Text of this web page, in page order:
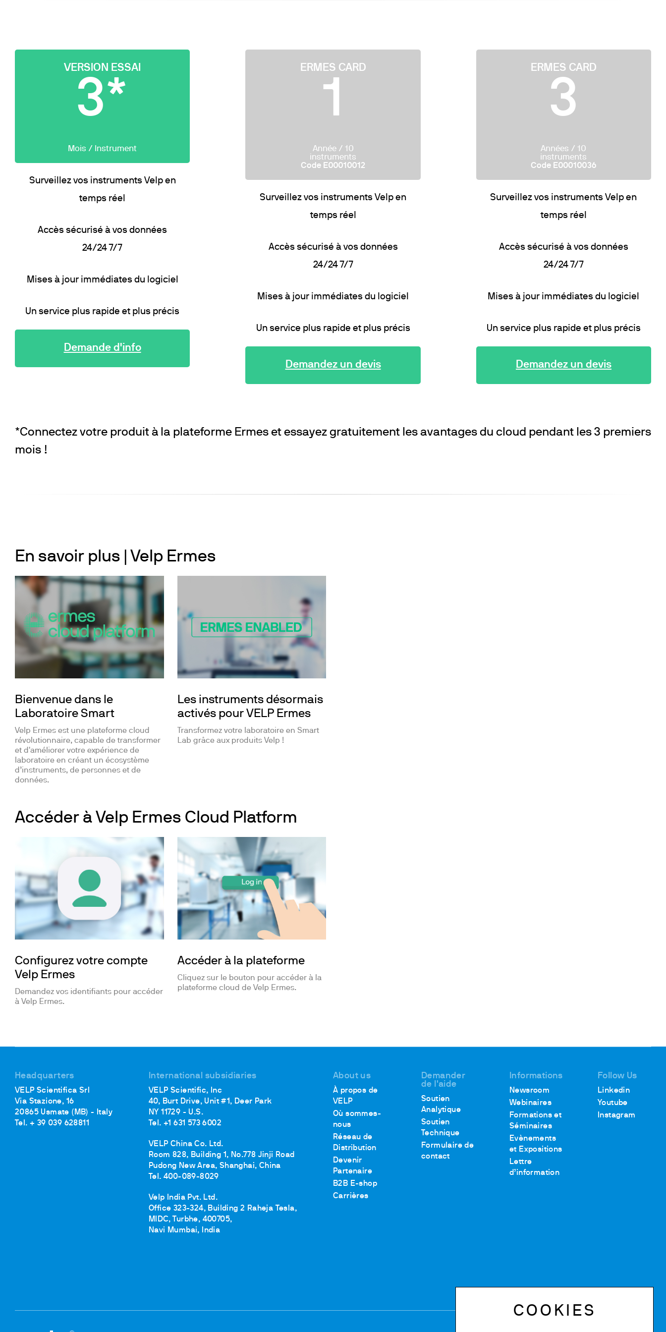
Minéralisation pour Métaux Lourds
VERSION ESSAI
3*
Mois / Instrument
Surveillez vos instruments Velp en
temps réel
Accès sécurisé à vos données
24/24 7/7
Mises à jour immédiates du logiciel
Un service plus rapide et plus précis
Demande d'info
ERMES CARD
1
Année / 10
instruments
Code E00010012
Surveillez vos instruments Velp en
temps réel
Accès sécurisé à vos données
24/24 7/7
Mises à jour immédiates du logiciel
Un service plus rapide et plus précis
Demandez un devis
ERMES CARD
3
Années / 10
instruments
Code E00010036
Surveillez vos instruments Velp en
temps réel
Accès sécurisé à vos données
24/24 7/7
Mises à jour immédiates du logiciel
Un service plus rapide et plus précis
Demandez un devis
*Connectez votre produit à la plateforme Ermes et essayez gratuitement les avantages du cloud pendant les 3 premiers
mois !
En savoir plus | Velp Ermes
Bienvenue dans le
Laboratoire Smart
Velp Ermes est une plateforme cloud
révolutionnaire, capable de transformer
et d'améliorer votre expérience de
laboratoire en créant un écosystème
d’instruments, de personnes et de
données.
Les instruments désormais
activés pour VELP Ermes
Transformez votre laboratoire en Smart
Lab grâce aux produits Velp !
Accéder à Velp Ermes Cloud Platform
Configurez votre compte
Velp Ermes
Demandez vos identifiants pour accéder
à Velp Ermes.
Accéder à la plateforme
Cliquez sur le bouton pour accéder à la
plateforme cloud de Velp Ermes.
Headquarters
VELP Scientifica Srl
Via Stazione, 16
20865 Usmate (MB) - Italy
Tel. + 39 039 628811
International subsidiaries
VELP Scientific, Inc
40, Burt Drive, Unit #1, Deer Park
NY 11729 - U.S.
Tel. +1 631 573 6002
VELP China Co. Ltd.
Room 828, Building 1, No.778 Jinji Road
Pudong New Area, Shanghai, China
Tel. 400-089-8029
Velp India Pvt. Ltd.
Office 323-324, Building 2 Raheja Tesla,
MIDC, Turbhe, 400705,
Navi Mumbai, India
About us
À propos de
VELP
Où sommes-
nous
Réseau de
Distribution
Devenir
Partenaire
B2B E-shop
Carrières
Demander
de l'aide
Soutien
Analytique
Soutien
Technique
Formulaire de
contact
Informations
Newsroom
Webinaires
Formations et
Séminaires
Evènements
et Expositions
Lettre
d’information
Follow Us
Linkedin
Youtube
Instagram
COOKIES